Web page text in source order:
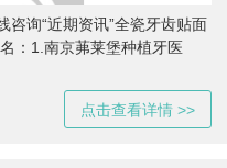
询“近期资讯”全瓷牙齿贴面
：1.南京茀莱堡种植牙医
点击查看详情 >>